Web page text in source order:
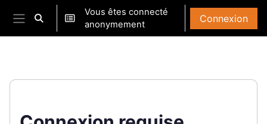
Passer au contenu principal
Panneau latéral
Activer/désactiver la saisie de recherche
Vous êtes connecté
anonymement
Connexion